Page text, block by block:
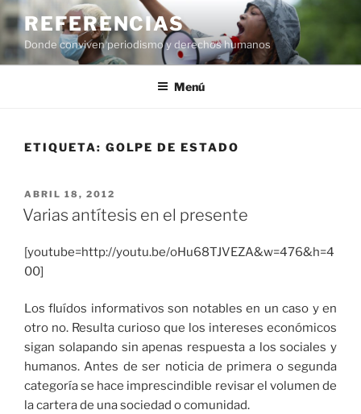
al
contenido
REFERENCIAS
Donde conviven periodismo y derechos humanos
Menú
ETIQUETA: GOLPE DE ESTADO
PUBLICADO
EL
ABRIL 18, 2012
Varias antítesis en el presente
[youtube=http://youtu.be/oHu68TJVEZA&w=476&h=4
00]
Los fluídos informativos son notables en un caso y en
otro no. Resulta curioso que los intereses económicos
sigan solapando sin apenas respuesta a los sociales y
humanos. Antes de ser noticia de primera o segunda
categoría se hace imprescindible revisar el volumen de
la cartera de una sociedad o comunidad.